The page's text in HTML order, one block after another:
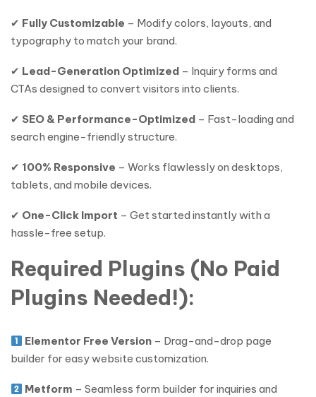
✔ Fully Customizable – Modify colors, layouts, and
typography to match your brand.
✔ Lead-Generation Optimized – Inquiry forms and
CTAs designed to convert visitors into clients.
✔ SEO & Performance-Optimized – Fast-loading and
search engine-friendly structure.
✔ 100% Responsive – Works flawlessly on desktops,
tablets, and mobile devices.
✔ One-Click Import – Get started instantly with a
hassle-free setup.
Required Plugins (No Paid
Plugins Needed!):
Elementor Free Version – Drag-and-drop page
builder for easy website customization.
Metform – Seamless form builder for inquiries and